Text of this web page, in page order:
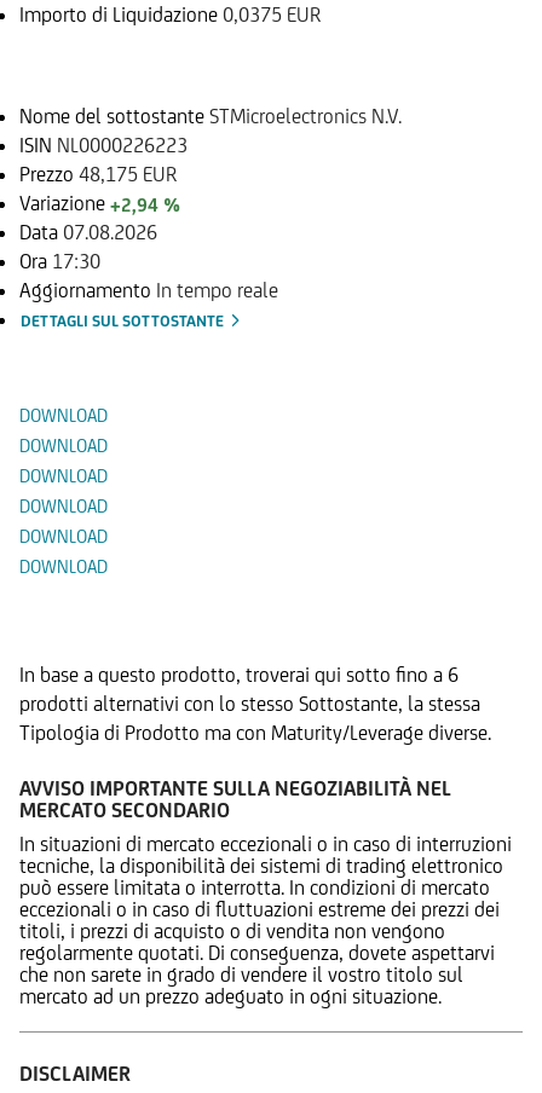
Importo di Liquidazione 0,0375 EUR
Nome del sottostante STMicroelectronics N.V.
ISIN NL0000226223
Prezzo 48,175 EUR
Variazione +2,94 %
Data 07.08.2026
Ora 17:30
Aggiornamento In tempo reale
DETTAGLI SUL SOTTOSTANTE
DOWNLOAD
DOWNLOAD
DOWNLOAD
DOWNLOAD
DOWNLOAD
DOWNLOAD
In base a questo prodotto, troverai qui sotto fino a 6
prodotti alternativi con lo stesso Sottostante, la stessa
Tipologia di Prodotto ma con Maturity/Leverage diverse.
AVVISO IMPORTANTE SULLA NEGOZIABILITÀ NEL
MERCATO SECONDARIO
In situazioni di mercato eccezionali o in caso di interruzioni
tecniche, la disponibilità dei sistemi di trading elettronico
può essere limitata o interrotta. In condizioni di mercato
eccezionali o in caso di fluttuazioni estreme dei prezzi dei
titoli, i prezzi di acquisto o di vendita non vengono
regolarmente quotati. Di conseguenza, dovete aspettarvi
che non sarete in grado di vendere il vostro titolo sul
mercato ad un prezzo adeguato in ogni situazione.
DISCLAIMER